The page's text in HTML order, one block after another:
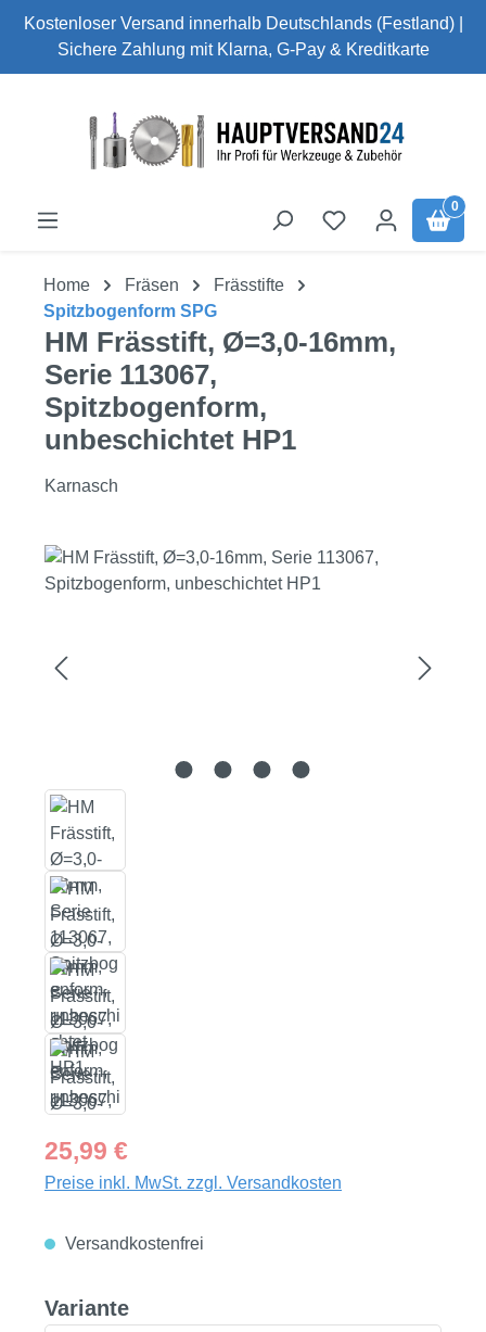
Zum Hauptinhalt springen
Kostenloser Versand innerhalb Deutschlands (Festland) |
Sichere Zahlung mit Klarna, G-Pay & Kreditkarte
0
Home Fräsen
Frässtifte
Spitzbogenform SPG
HM Frässtift, Ø=3,0-16mm,
Serie 113067,
Spitzbogenform,
unbeschichtet HP1
Karnasch
Bildergalerie überspringen
Regulärer Preis:
25,99 €
Preise inkl. MwSt. zzgl. Versandkosten
Versandkostenfrei
Varianteauswählen